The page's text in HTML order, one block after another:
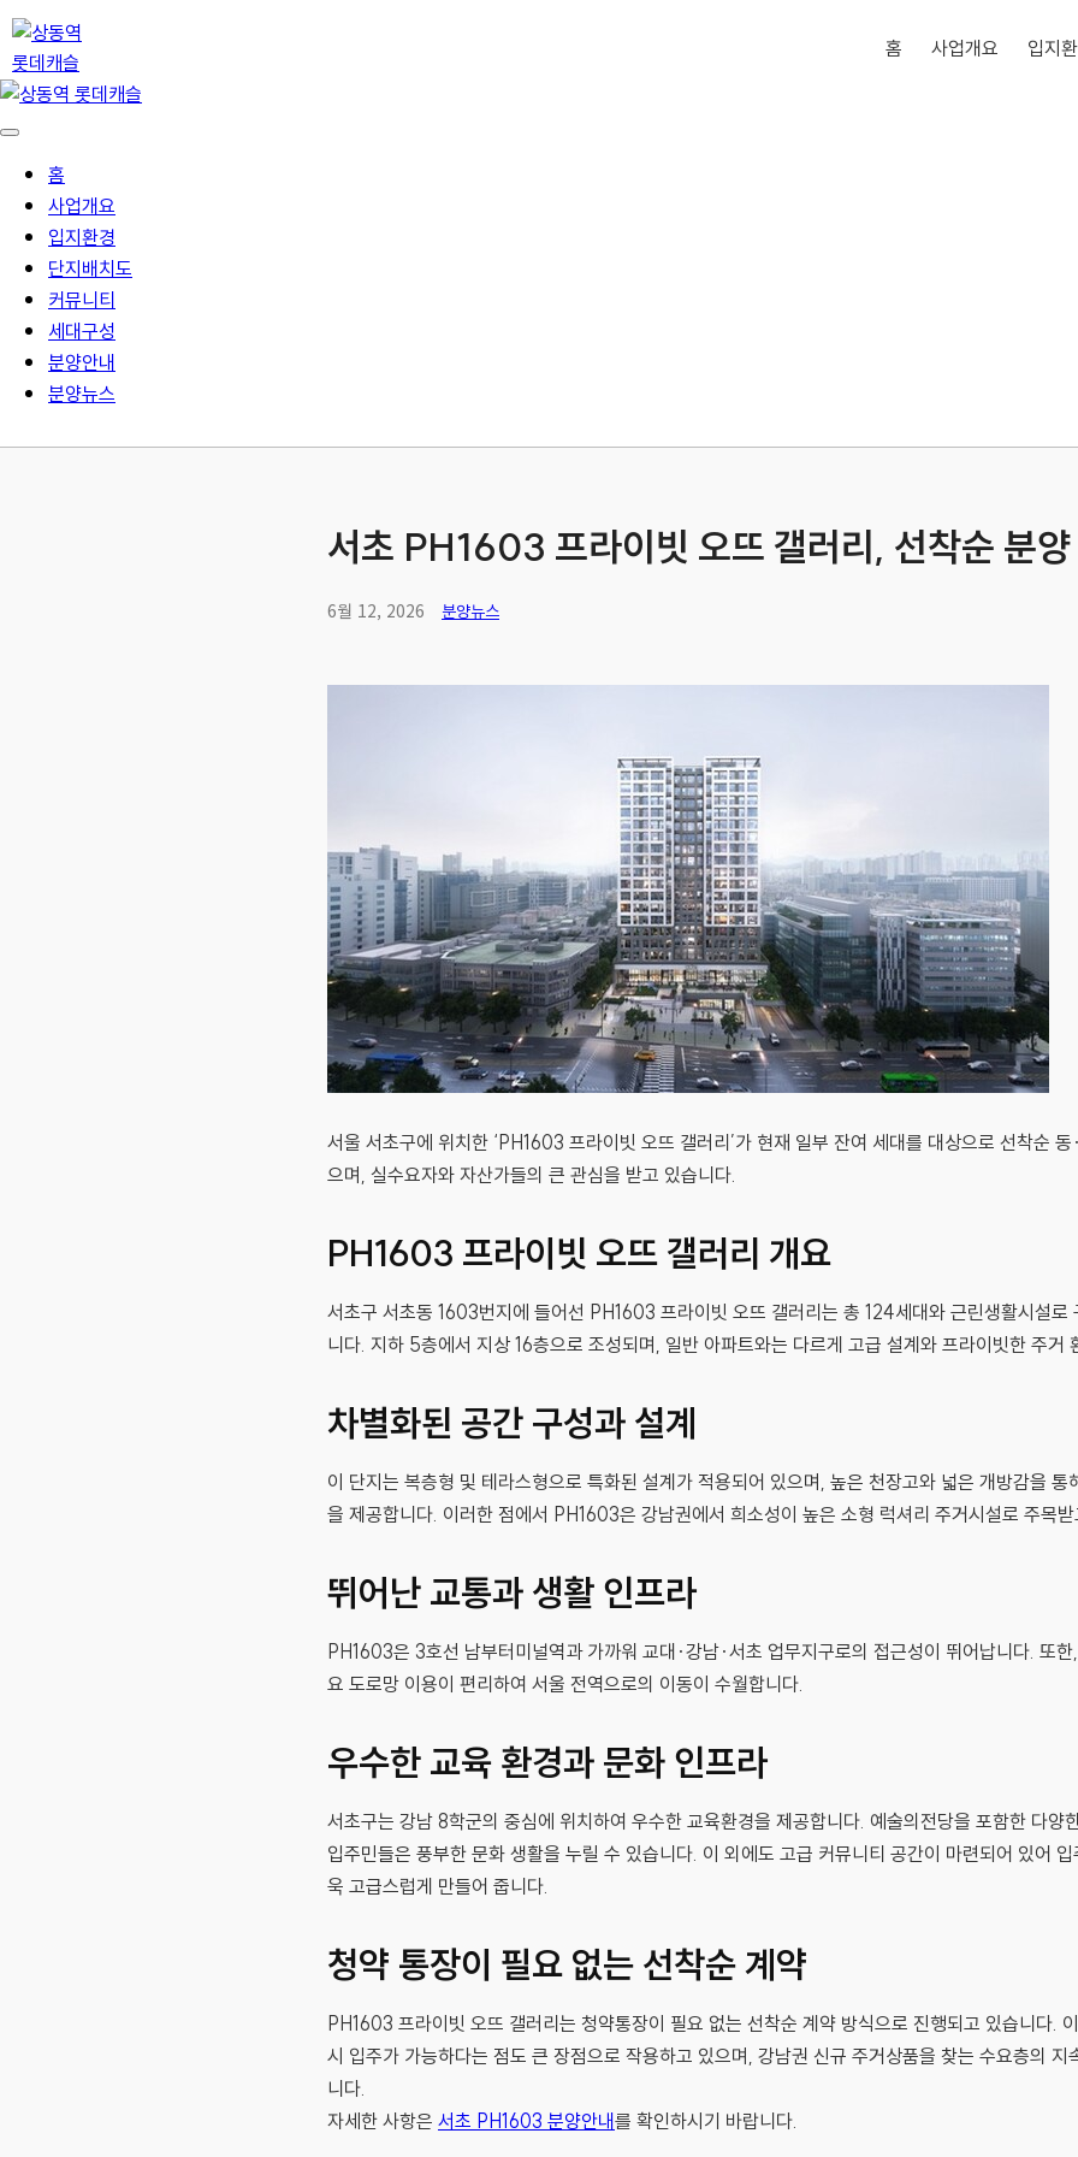
홈 사업개요 입지
홈
사업개요
입지환경
단지배치도
커뮤니티
세대구성
분양안내
분양뉴스
서초 PH1603 프라이빗 오뜨 갤러리, 선착순 분
6월 12, 2026 분양뉴스
서울 서초구에 위치한 ‘PH1603 프라이빗 오뜨 갤러리’가 현재 일부 잔여 세대를 대상으로 선착순
으며, 실수요자와 자산가들의 큰 관심을 받고 있습니다.
PH1603 프라이빗 오뜨 갤러리 개요
서초구 서초동 1603번지에 들어선 PH1603 프라이빗 오뜨 갤러리는 총 124세대와 근린생활시설로
니다. 지하 5층에서 지상 16층으로 조성되며, 일반 아파트와는 다르게 고급 설계와 프라이빗한 주거
차별화된 공간 구성과 설계
이 단지는 복층형 및 테라스형으로 특화된 설계가 적용되어 있으며, 높은 천장고와 넓은 개방감을 통
을 제공합니다. 이러한 점에서 PH1603은 강남권에서 희소성이 높은 소형 럭셔리 주거시설로 주목
뛰어난 교통과 생활 인프라
PH1603은 3호선 남부터미널역과 가까워 교대·강남·서초 업무지구로의 접근성이 뛰어납니다. 또
요 도로망 이용이 편리하여 서울 전역으로의 이동이 수월합니다.
우수한 교육 환경과 문화 인프라
서초구는 강남 8학군의 중심에 위치하여 우수한 교육환경을 제공합니다. 예술의전당을 포함한 다양
입주민들은 풍부한 문화 생활을 누릴 수 있습니다. 이 외에도 고급 커뮤니티 공간이 마련되어 있어
욱 고급스럽게 만들어 줍니다.
청약 통장이 필요 없는 선착순 계약
PH1603 프라이빗 오뜨 갤러리는 청약통장이 필요 없는 선착순 계약 방식으로 진행되고 있습니다.
시 입주가 가능하다는 점도 큰 장점으로 작용하고 있으며, 강남권 신규 주거상품을 찾는 수요층의 지
니다.
자세한 사항은 서초 PH1603 분양안내를 확인하시기 바랍니다.